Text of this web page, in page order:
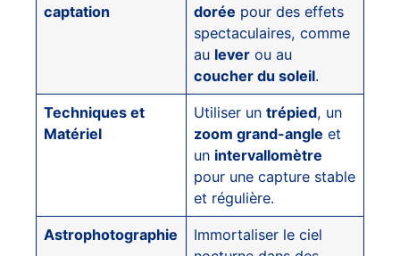
captation
dorée pour des effets
spectaculaires, comme
au lever ou au
coucher du soleil.
Techniques et
Matériel
Utiliser untrépied, un
zoom grand-angle et
un intervallomètre
pour une capture stable
et régulière.
Astrophotographie
Immortaliser le ciel